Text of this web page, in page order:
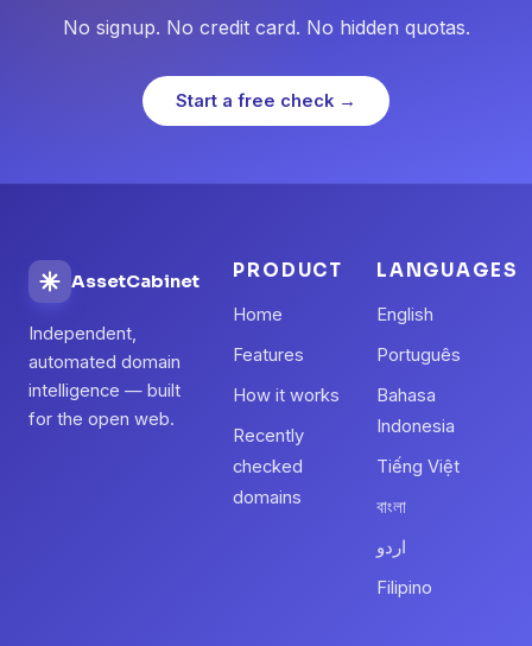
No signup. No credit card. No hidden quotas.
Start a free check →
AssetCabinet
Independent,
automated domain
intelligence — built
for the open web.
PRODUCT
Home
Features
How it works
Recently
checked
domains
LANGUAGES
English
Português
Bahasa
Indonesia
Tiếng Việt
বাংলা
اردو
Filipino